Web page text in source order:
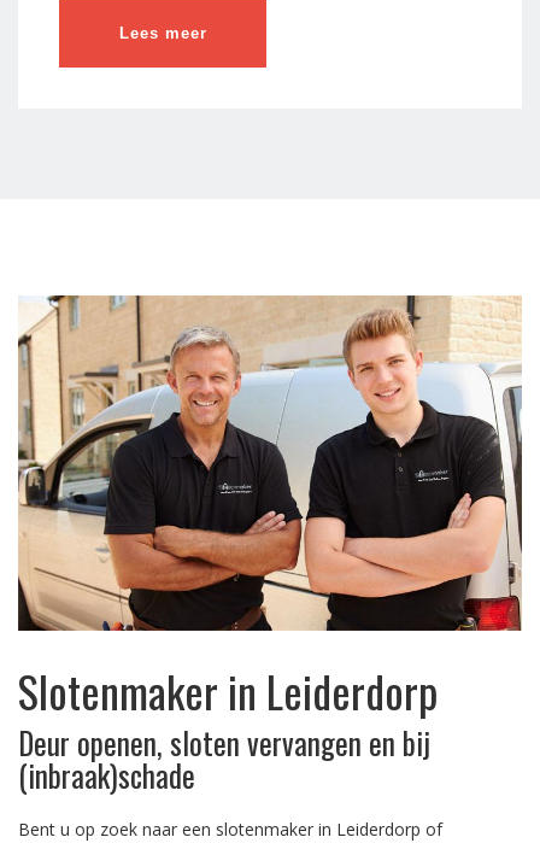
Lees meer
Slotenmaker in Leiderdorp
Deur openen, sloten vervangen en bij
(inbraak)schade
Bent u op zoek naar een slotenmaker in Leiderdorp of